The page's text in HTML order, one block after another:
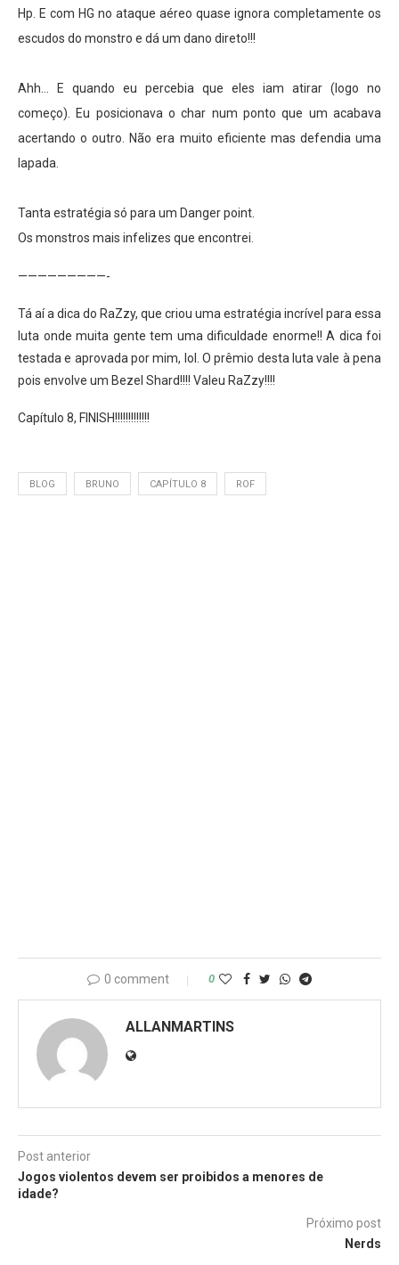
Hp. E com HG no ataque aéreo quase ignora completamente os
escudos do monstro e dá um dano direto!!!
Ahh… E quando eu percebia que eles iam atirar (logo no
começo). Eu posicionava o char num ponto que um acabava
acertando o outro. Não era muito eficiente mas defendia uma
lapada.
Tanta estratégia só para um Danger point.
Os monstros mais infelizes que encontrei.
—————————-
Tá aí a dica do RaZzy, que criou uma estratégia incrível para essa
luta onde muita gente tem uma dificuldade enorme!! A dica foi
testada e aprovada por mim, lol. O prêmio desta luta vale à pena
pois envolve um Bezel Shard!!!! Valeu RaZzy!!!!
Capítulo 8, FINISH!!!!!!!!!!!!!
BLOG BRUNO CAPÍTULO 8 ROF
0 comment 0
ALLANMARTINS
Post anterior
Jogos violentos devem ser proibidos a menores de
idade?
Próximo post
Nerds